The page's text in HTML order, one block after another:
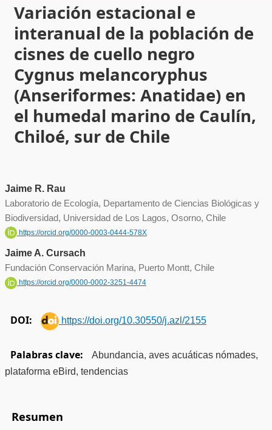
Variación estacional e
interanual de la población de
cisnes de cuello negro
Cygnus melancoryphus
(Anseriformes: Anatidae) en
el humedal marino de Caulín,
Chiloé, sur de Chile
Jaime R. Rau
Laboratorio de Ecología, Departamento de Ciencias Biológicas y
Biodiversidad, Universidad de Los Lagos, Osorno, Chile
https://orcid.org/0000-0003-0444-578X
Jaime A. Cursach
Fundación Conservación Marina, Puerto Montt, Chile
https://orcid.org/0000-0002-3251-4474
DOI: https://doi.org/10.30550/j.azl/2155
Palabras clave:
Abundancia, aves acuáticas nómades,
plataforma eBird, tendencias
Resumen